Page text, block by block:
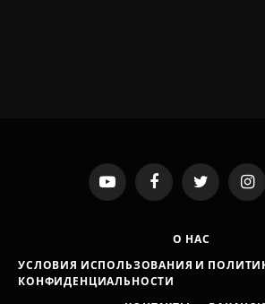
YouTubeFacebookTwitter
О НАС
УСЛОВИЯ ИСПОЛЬЗОВАНИЯ И
КОНФИДЕНЦИАЛЬНОСТИ